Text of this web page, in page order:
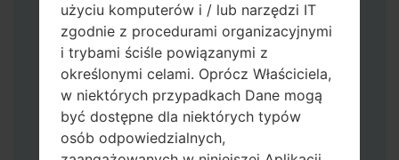
Pobierz na swój komputer najnowszą
użyciu komputerów i / lub narzędzi IT
zgodnie z procedurami organizacyjnymi
i trybami ściśle powiązanymi z
określonymi celami. Oprócz Właściciela,
w niektórych przypadkach Dane mogą
być dostępne dla niektórych typów
osób odpowiedzialnych,